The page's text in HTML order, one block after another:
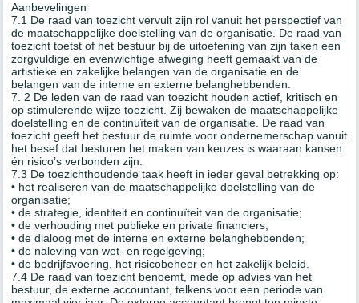
Aanbevelingen
7.1 De raad van toezicht vervult zijn rol vanuit het perspectief van
de maatschappelijke doelstelling van de organisatie. De raad van
toezicht toetst of het bestuur bij de uitoefening van zijn taken een
zorgvuldige en evenwichtige afweging heeft gemaakt van de
artistieke en zakelijke belangen van de organisatie en de
belangen van de interne en externe belanghebbenden.
7. 2 De leden van de raad van toezicht houden actief, kritisch en
op stimulerende wijze toezicht. Zij bewaken de maatschappelijke
doelstelling en de continuïteit van de organisatie. De raad van
toezicht geeft het bestuur de ruimte voor ondernemerschap vanuit
het besef dat besturen het maken van keuzes is waaraan kansen
én risico’s verbonden zijn.
7.3 De toezichthoudende taak heeft in ieder geval betrekking op:
• het realiseren van de maatschappelijke doelstelling van de
organisatie;
• de strategie, identiteit en continuïteit van de organisatie;
• de verhouding met publieke en private financiers;
• de dialoog met de interne en externe belanghebbenden;
• de naleving van wet- en regelgeving;
• de bedrijfsvoering, het risicobeheer en het zakelijk beleid.
7.4 De raad van toezicht benoemt, mede op advies van het
bestuur, de externe accountant, telkens voor een periode van